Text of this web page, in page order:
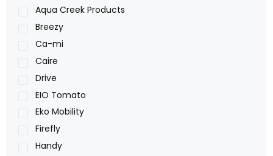
Aqua Creek Products
Breezy
Ca-mi
Caire
Drive
EIO Tomato
Eko Mobility
Firefly
Handy